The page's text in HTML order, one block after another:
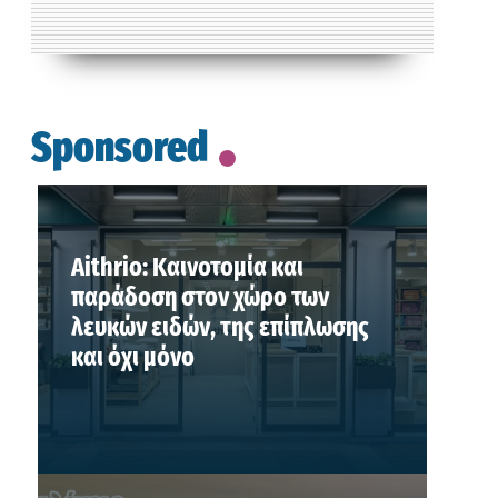
Sponsored
Aithrio: Καινοτομία και
παράδοση στον χώρο των
λευκών ειδών, της επίπλωσης
και όχι μόνο